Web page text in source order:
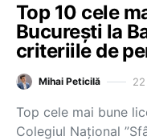
Top 10 cele
București la
criteriile de
Mihai Peticilă
Top cele mai bune
Colegiul Național